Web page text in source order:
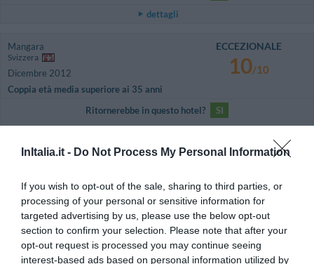
InItalia.it - Do Not Process My Personal Information
If you wish to opt-out of the sale, sharing to third parties, or
processing of your personal or sensitive information for
targeted advertising by us, please use the below opt-out
section to confirm your selection. Please note that after your
opt-out request is processed you may continue seeing
interest-based ads based on personal information utilized by
dettagli
Mangara
Svizzera
Dicembre 2012
Coppia età media superiore ai 35 anni
ECCEZIONALE
10/10
Ritornerebbe in questo hotel?
SI
Settembre 2012
Coppia età media superiore ai 35 anni
8/10
Ritornerebbe in questo hotel?
SI
dettagli